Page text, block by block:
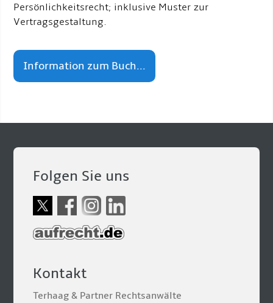
Persönlichkeitsrecht; inklusive Muster zur
Vertragsgestaltung.
Information zum Buch...
Folgen Sie uns
Kontakt
Terhaag & Partner Rechtsanwälte